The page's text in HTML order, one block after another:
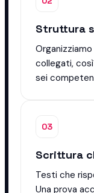
Struttura
collegati,
sei
03
Scrittura
Testi che
Una prova